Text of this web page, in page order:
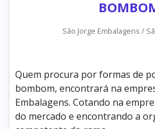
São Jorge Embalagens /
Quem procura por formas de
bombom, encontrará na
Embalagens. Cotando na
do mercado e encontrando a